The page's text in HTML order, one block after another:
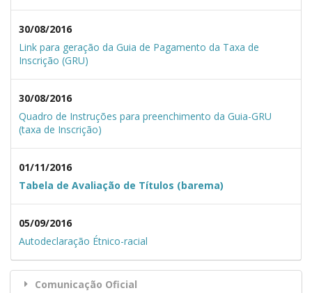
30/08/2016
Link para geração da Guia de Pagamento da Taxa de
Inscrição (GRU)
30/08/2016
Quadro de Instruções para preenchimento da Guia-GRU
(taxa de Inscrição)
01/11/2016
Tabela de Avaliação de Títulos (barema)
05/09/2016
Autodeclaração Étnico-racial
Comunicação Oficial